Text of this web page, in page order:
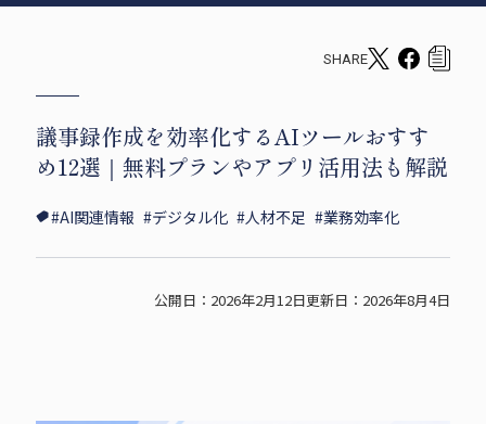
SHARE
T
i
t
e
r
F
c
e
o
議事録作成を効率化するAIツールおすす
め12選｜無料プランやアプリ活用法も解説
#AI関連情報 #デジタル化 #人材不足 #業務効率化
公開日：2026年2月12日更新日：2026年8月4日